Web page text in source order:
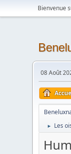
Bienvenue
08 Août
► Les